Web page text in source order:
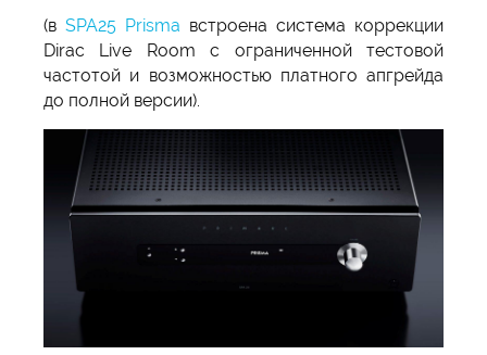
(в SPA25 Prisma встроена система коррекции
Dirac Live Room с ограниченной тестовой
частотой и возможностью платного апгрейда
до полной версии).